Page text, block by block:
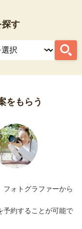
探す
をもらう
ォトグラファーから
予約することが可能で